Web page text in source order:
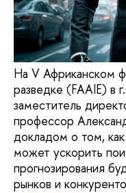
На V Африканском
разведке (FAAIE) в
заместитель
профессор
докладом о том,
может ускорить
прогнозирования
рынков и